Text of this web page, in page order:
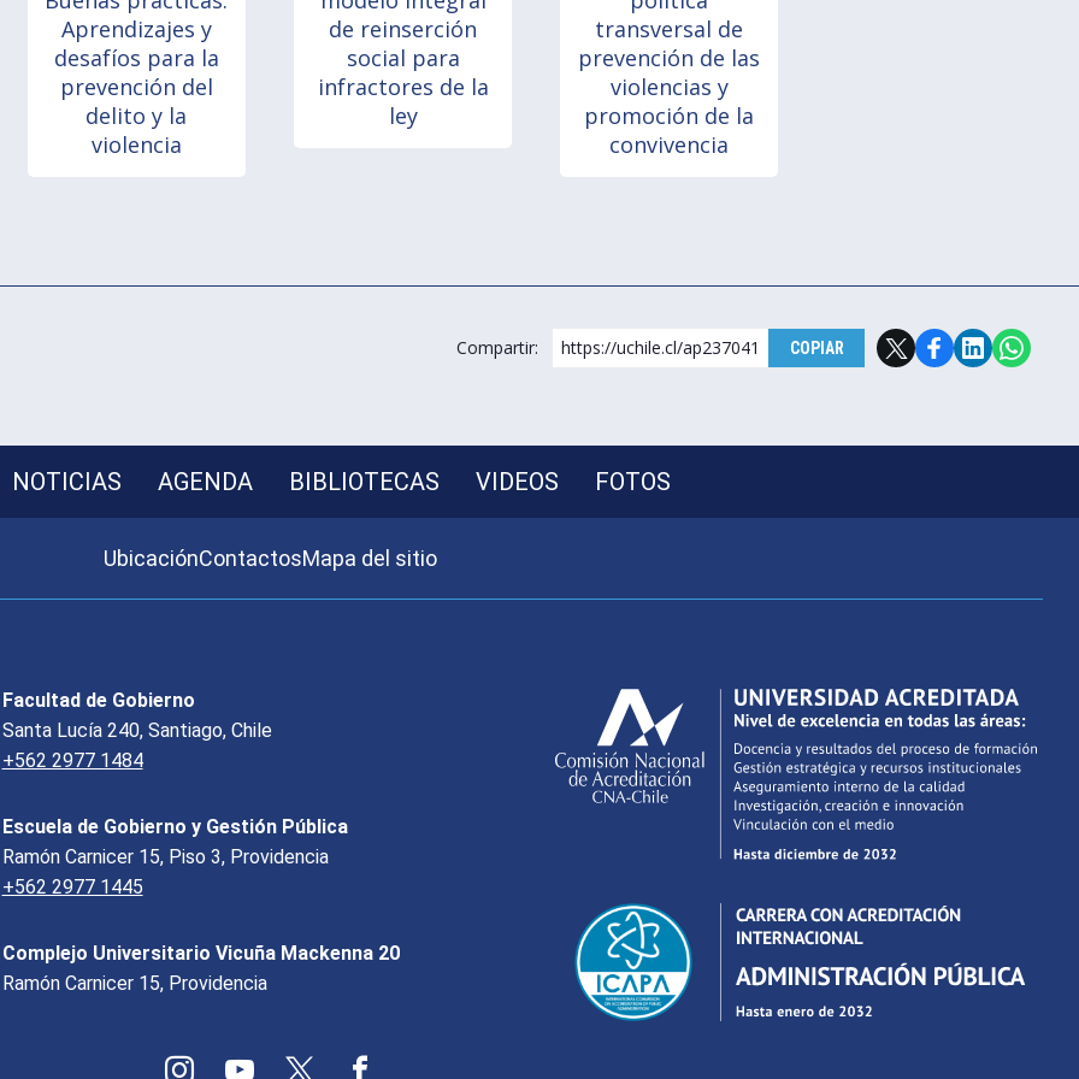
Aprendizajes y
desafíos para la
prevención del
delito y la
violencia
de reinserción
social para
infractores de la
ley
transversal de
prevención de las
violencias y
promoción de la
convivencia
Compartir: https://uchile.cl/ap237041 COPIAR
NOTICIAS AGENDA BIBLIOTECAS VIDEOS FOTOS
UbicaciónContactosMapa del sitio
Facultad de Gobierno
Santa Lucía 240, Santiago, Chile
+562 2977 1484
Escuela de Gobierno y Gestión Pública
Ramón Carnicer 15, Piso 3, Providencia
+562 2977 1445
Complejo Universitario Vicuña Mackenna 20
Ramón Carnicer 15, Providencia